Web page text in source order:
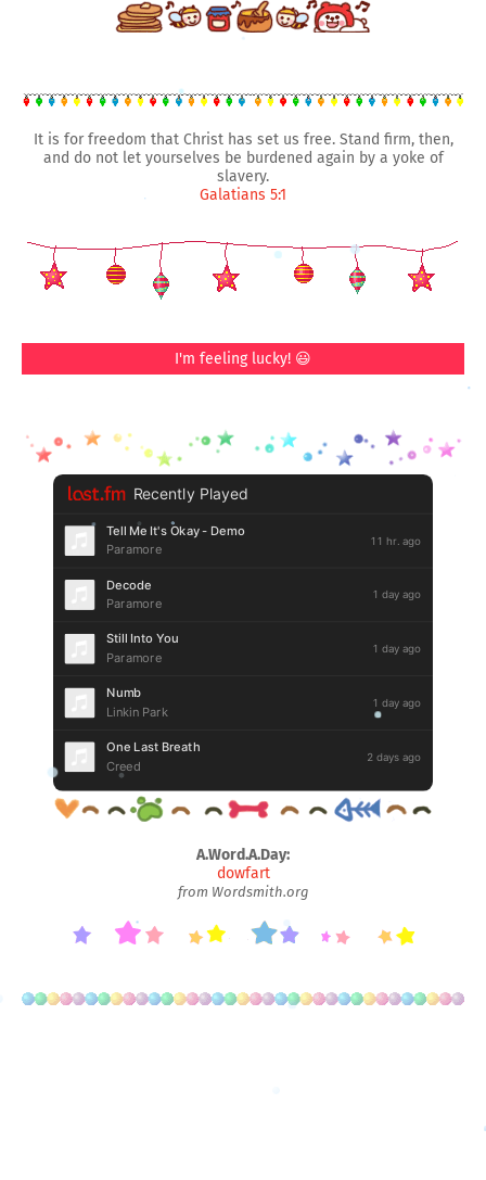
It is for freedom that Christ has set us free. Stand firm, then,
and do not let yourselves be burdened again by a yoke of
slavery.
Galatians 5:1
I'm feeling lucky! 😃
A.Word.A.Day:
dowfart
from Wordsmith.org